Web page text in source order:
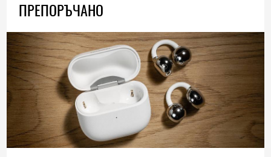
ПРЕПОРЪЧАНО